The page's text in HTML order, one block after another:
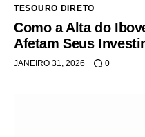
TESOURO DIRETO
Como a Alta do
Afetam Seus
JANEIRO 31, 2026 0